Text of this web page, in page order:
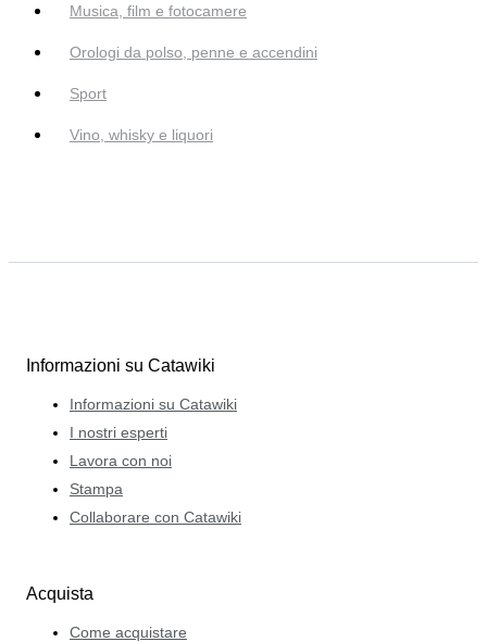
Musica, film e fotocamere
Orologi da polso, penne e accendini
Sport
Vino, whisky e liquori
Informazioni su Catawiki
Informazioni su Catawiki
I nostri esperti
Lavora con noi
Stampa
Collaborare con Catawiki
Acquista
Come acquistare